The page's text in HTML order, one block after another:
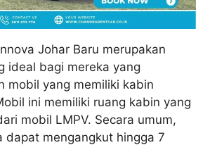
Johar Baru merupakan
ideal bagi mereka yang
mobil yang memiliki kabin
ini memiliki ruang kabin yang
mobil LMPV. Secara umum,
dapat mengangkut hingga 7